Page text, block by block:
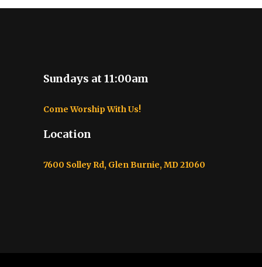
Sundays at 11:00am
Come Worship With Us!
Location
7600 Solley Rd, Glen Burnie, MD 21060